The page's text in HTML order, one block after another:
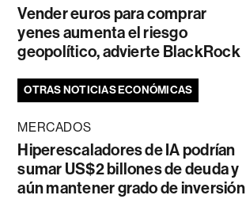
Vender euros para comprar
yenes aumenta el riesgo
geopolítico, advierte BlackRock
OTRAS NOTICIAS ECONÓMICAS
MERCADOS
Hiperescaladores de IA podrían
sumar US$2 billones de deuda y
aún mantener grado de inversión